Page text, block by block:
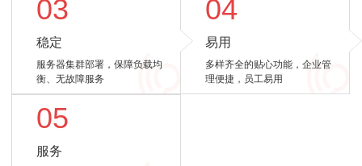
03
稳定
服务器集群部署，保障负载均
衡、无故障服务
04
易用
多样齐全的贴心功能，企业管
理便捷，员工易用
05
服务